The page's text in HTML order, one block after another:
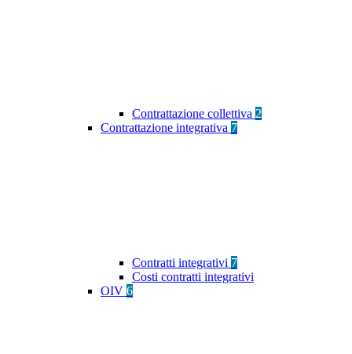
Contrattazione collettiva 2
Contrattazione integrativa 7
Contratti integrativi 7
Costi contratti integrativi
OIV 6